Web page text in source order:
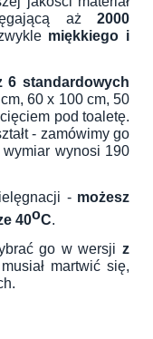
aż 2000
miękkiego i
6 standardowych
60 x 100 cm, 50
pod toaletę.
- zamówimy go
wynosi 190
- możesz
40oC.
go w wersji z
martwić się,